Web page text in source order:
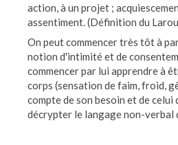
action, à un projet ;
assentiment. (Définition du
On peut commencer très tôt à
notion d'intimité et de
commencer par lui apprendre à
corps (sensation de faim, froid,
compte de son besoin et de celui
décrypter le langage non-verbal